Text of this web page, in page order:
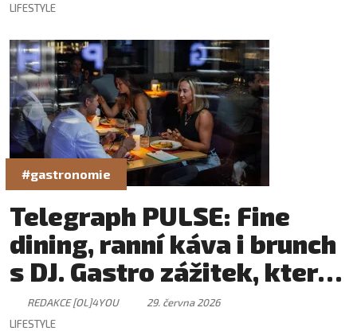
LIFESTYLE
#gastronomie
Telegraph PULSE: Fine
dining, ranní káva i brunch
s DJ. Gastro zážitek, který
má svůj rytmus
REDAKCE [OL]4YOU
29. června 2026
LIFESTYLE